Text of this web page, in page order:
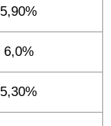
5,90%
6,0%
5,30%